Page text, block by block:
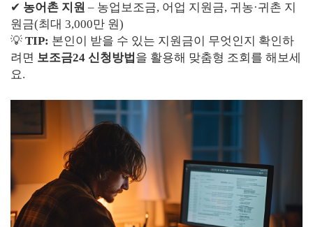
✔ 농어촌 지원 – 농업보조금, 어업 지원금, 귀농·귀촌 지
원금(최대 3,000만 원)
💡 TIP: 본인이 받을 수 있는 지원금이 무엇인지 확인하
려면 보조금24 신청방법 을 활용해 맞춤형 조회를 해보세
요.